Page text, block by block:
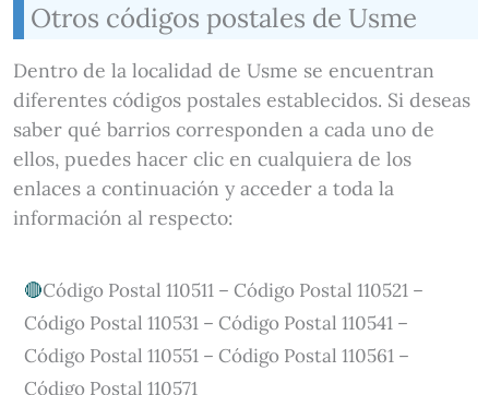
Otros códigos postales de Usme
Dentro de la localidad de Usme se encuentran
diferentes códigos postales establecidos. Si deseas
saber qué barrios corresponden a cada uno de
ellos, puedes hacer clic en cualquiera de los
enlaces a continuación y acceder a toda la
información al respecto:
Código Postal 110511 – Código Postal 110521 –
Código Postal 110531 – Código Postal 110541 –
Código Postal 110551 – Código Postal 110561 –
Código Postal 110571